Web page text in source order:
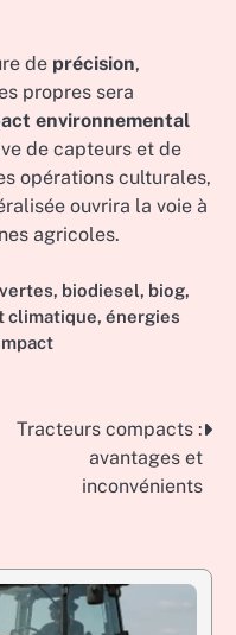
de précision,
propres sera
environnemental
de capteurs et de
opérations culturales,
ouvrira la voie à
agricoles.
, biodiesel, biog,
climatique, énergies
Tracteurs compacts :
avantages et
inconvénients